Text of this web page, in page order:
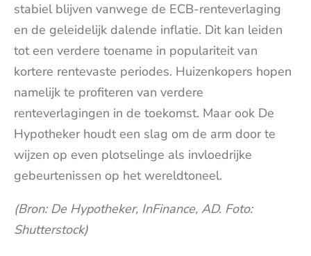
stabiel blijven vanwege de ECB-renteverlaging
en de geleidelijk dalende inflatie. Dit kan leiden
tot een verdere toename in populariteit van
kortere rentevaste periodes. Huizenkopers hopen
namelijk te profiteren van verdere
renteverlagingen in de toekomst. Maar ook De
Hypotheker houdt een slag om de arm door te
wijzen op even plotselinge als invloedrijke
gebeurtenissen op het wereldtoneel.
(Bron: De Hypotheker, InFinance, AD. Foto:
Shutterstock)